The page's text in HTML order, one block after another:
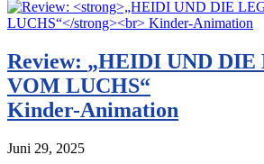
Review: „HEIDI UND DIE
VOM LUCHS“
Kinder-Animation
Juni 29, 2025